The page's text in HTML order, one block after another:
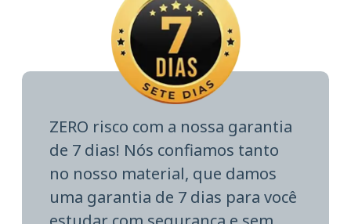
ZERO risco com a nossa garantia
de 7 dias! Nós confiamos tanto
no nosso material, que damos
uma garantia de 7 dias para você